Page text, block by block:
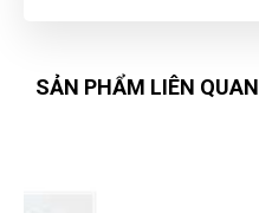
SẢN PHẨM LIÊN QUAN